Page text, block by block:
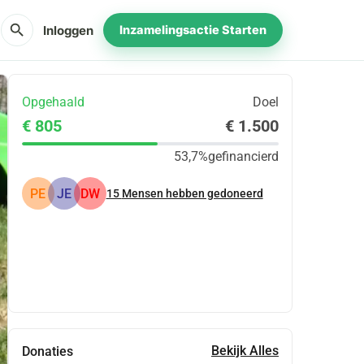
search Inloggen Inzamelingsactie Starten
Opgehaald Doel
€ 805 € 1.500
53,7%gefinancierd
PE JE DW 15 Mensen hebben gedoneerd
Donaties Bekijk Alles